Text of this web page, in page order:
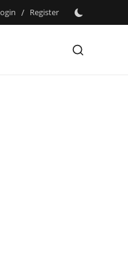
/ Register